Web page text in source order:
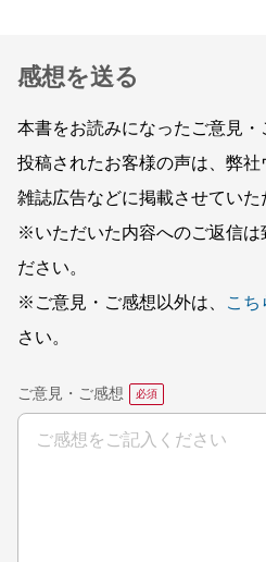
感想を送る
本書をお読みになったご意見・
投稿されたお客様の声は、弊社
雑誌広告などに掲載させていた
※いただいた内容へのご返信は
ださい。
※ご意見・ご感想以外は、
こち
さい。
ご意見・ご感想